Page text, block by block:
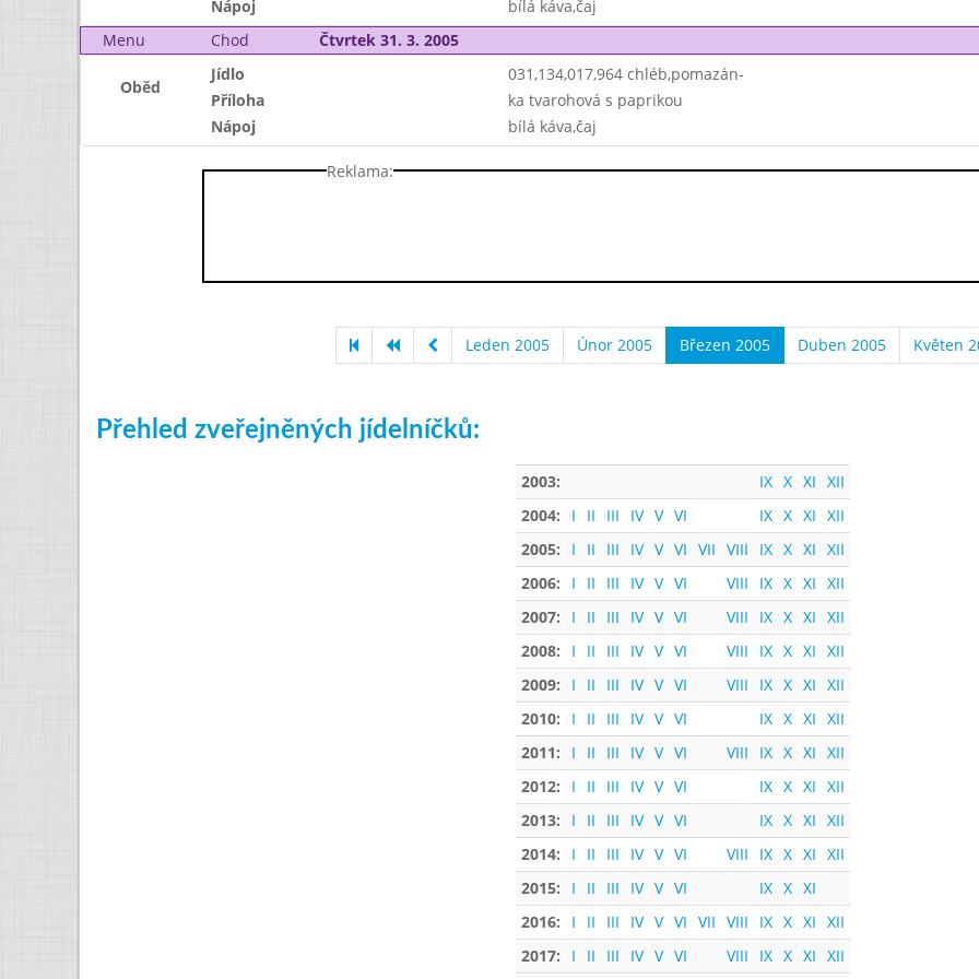
Nápoj
bílá káva,čaj
Menu
Chod Čtvrtek 31. 3. 2005
Oběd
Jídlo
031,134,017,964 chléb,pomazán-
Příloha
ka tvarohová s paprikou
Nápoj
bílá káva,čaj
Reklama:
Leden 2005 Únor 2005 Březen 2005 Duben 2005 Květen
Přehled zveřejněných jídelníčků:
2003: IX X XI XII
2004:
I II III IV V VI IX X XI XII
2005:
I II III IV V VI VII VIII IX X XI XII
2006:
I II III IV V VI VIII IX X XI XII
2007:
I II III IV V VI VIII IX X XI XII
2008:
I II III IV V VI VIII IX X XI XII
2009:
I II III IV V VI VIII IX X XI XII
2010:
I II III IV V VI IX X XI XII
2011:
I II III IV V VI VIII IX X XI XII
2012:
I II III IV V VI IX X XI XII
2013:
I II III IV V VI IX X XI XII
2014:
I II III IV V VI VIII IX X XI XII
2015:
I II III IV V VI IX X XI
2016:
I II III IV V VI VII VIII IX X XI XII
2017:
I II III IV V VI VIII IX X XI XII